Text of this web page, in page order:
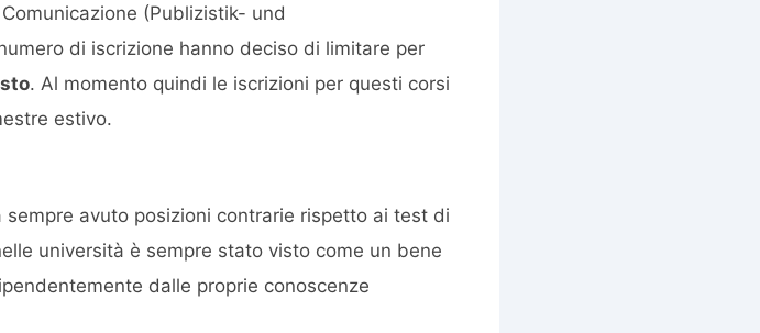
(Publizistik- und
di iscrizione hanno deciso di limitare per
. Al momento quindi le iscrizioni per questi corsi
estivo.
avuto posizioni contrarie rispetto ai test di
università è sempre stato visto come un bene
dalle proprie conoscenze